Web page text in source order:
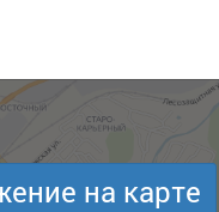
на карте